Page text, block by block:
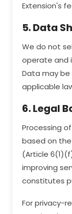
Extension's
5. Data
We do not
operate and
Data may be
applicable
6. Legal
Processing
based on
(Article
improving
constitutes
For privacy-